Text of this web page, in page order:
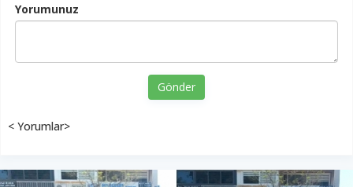
Yorumunuz
Gönder
< Yorumlar>